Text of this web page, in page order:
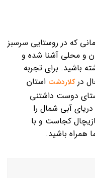
که در روستایی سرسبز
و محلی آشنا شده و
باشید. برای تجربه
درکلاردشت استان
دوست داشتنی
آبی شمال را
کجاست و با
همراه باشید.